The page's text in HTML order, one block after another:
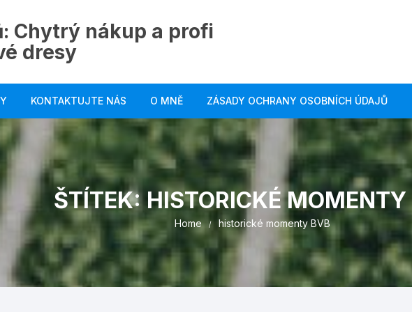
Chytrý nákup a profi
dresy
KONTAKTUJTE NÁS O MNĚ ZÁSADY OCHRANY OSOBNÍCH ÚDAJŮ
ŠTÍTEK:HISTORICKÉ
Home historické momenty BVB